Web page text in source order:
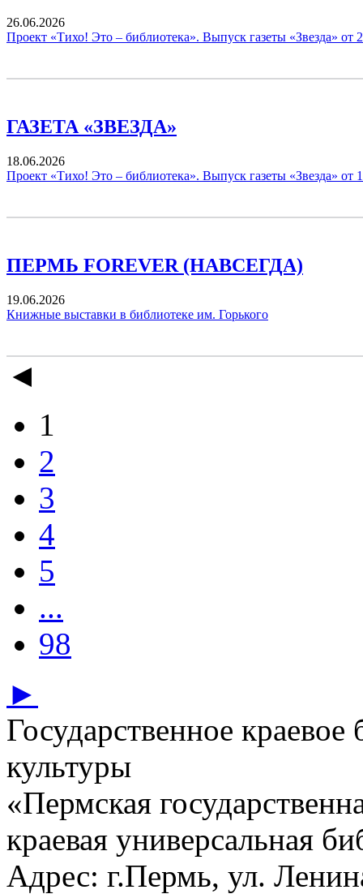
26.06.2026
Проект «Тихо! Это – библиотека». Выпуск газеты «Звезда» от
ГАЗЕТА «ЗВЕЗДА»
18.06.2026
Проект «Тихо! Это – библиотека». Выпуск газеты «Звезда» от
ПЕРМЬ FOREVER (НАВСЕГДА)
19.06.2026
Книжные выставки в библиотеке им. Горького
◄
1
2
3
4
5
...
98
►
Государственное
культуры
«Пермская
краевая универсальная
Адрес: г.Пермь, ул.